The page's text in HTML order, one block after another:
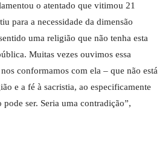
o atentado que vitimou 21
para a necessidade da dimensão
uma religião que não tenha esta
Muitas vezes ouvimos essa
conformamos com ela – que não está
e a fé à sacristia, ao especificamente
ser. Seria uma contradição”,